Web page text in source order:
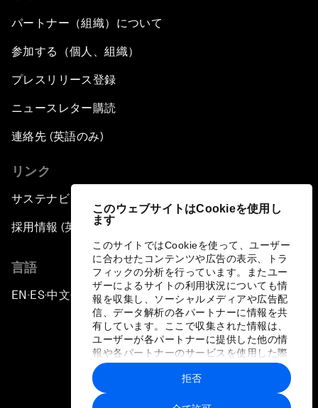
このウェブサイトはCookieを使用し
ます
このサイトではCookieを使って、ユーザー
に合わせたコンテンツや広告の表示、トラ
フィックの分析を行っています。またユー
ザーによるサイトの利用状況についても情
報を収集し、ソーシャルメディアや広告配
信、データ解析の各パートナーに情報を共
有しています。ここで収集された情報は、
ユーザーが各パートナーに提供した他の情
報や各パートナーのサービスを使用した際
に収集された情報と組み合わされ、各パー
トナーによって使用されることがありま
す。
拒否
パートナー（組織）について
参加する（個人、組織）
プレスリリース登録
ニュースレター購読
連絡先 (英語のみ)
リンク
サステナビリティへの取り組み
採用情報 (英語のみ)
言語
EN ▪ ES▪中文▪ 日本語
プライバシーポリシーと利用規約